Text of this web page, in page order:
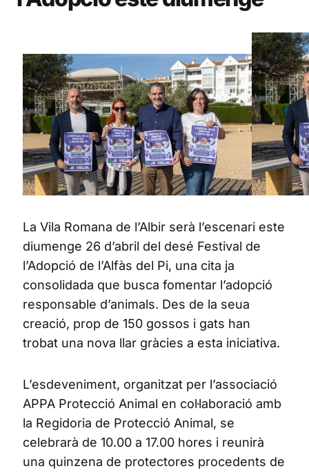
La Vila Romana de l’Albir serà l’escenari este
diumenge 26 d’abril del desé Festival de
l’Adopció de l’Alfàs del Pi, una cita ja
consolidada que busca fomentar l’adopció
responsable d’animals. Des de la seua
creació, prop de 150 gossos i gats han
trobat una nova llar gràcies a esta iniciativa.
L’esdeveniment, organitzat per l’associació
APPA Protecció Animal en col·laboració amb
la Regidoria de Protecció Animal, se
celebrarà de 10.00 a 17.00 hores i reunirà
una quinzena de protectores procedents de